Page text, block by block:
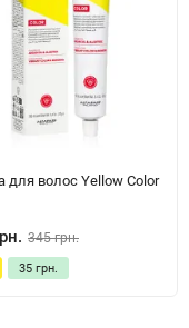
для волос Yellow Color
345 грн.
35 грн.